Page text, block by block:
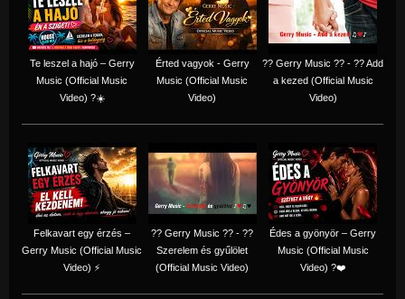
Te leszel a hajó – Gerry
Music (Official Music
Video) ?☀️
Érted vagyok - Gerry
Music (Official Music
Video)
?? Gerry Music ?? - ?? Add
a kezed (Official Music
Video)
Felkavart egy érzés –
Gerry Music (Official Music
Video) ⚡
?? Gerry Music ?? - ??
Szerelem és gyűlölet
(Official Music Video)
Édes a gyönyör – Gerry
Music (Official Music
Video) ?❤️